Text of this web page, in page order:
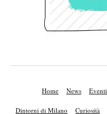
Home News
Dintorni di Milano Curiosità